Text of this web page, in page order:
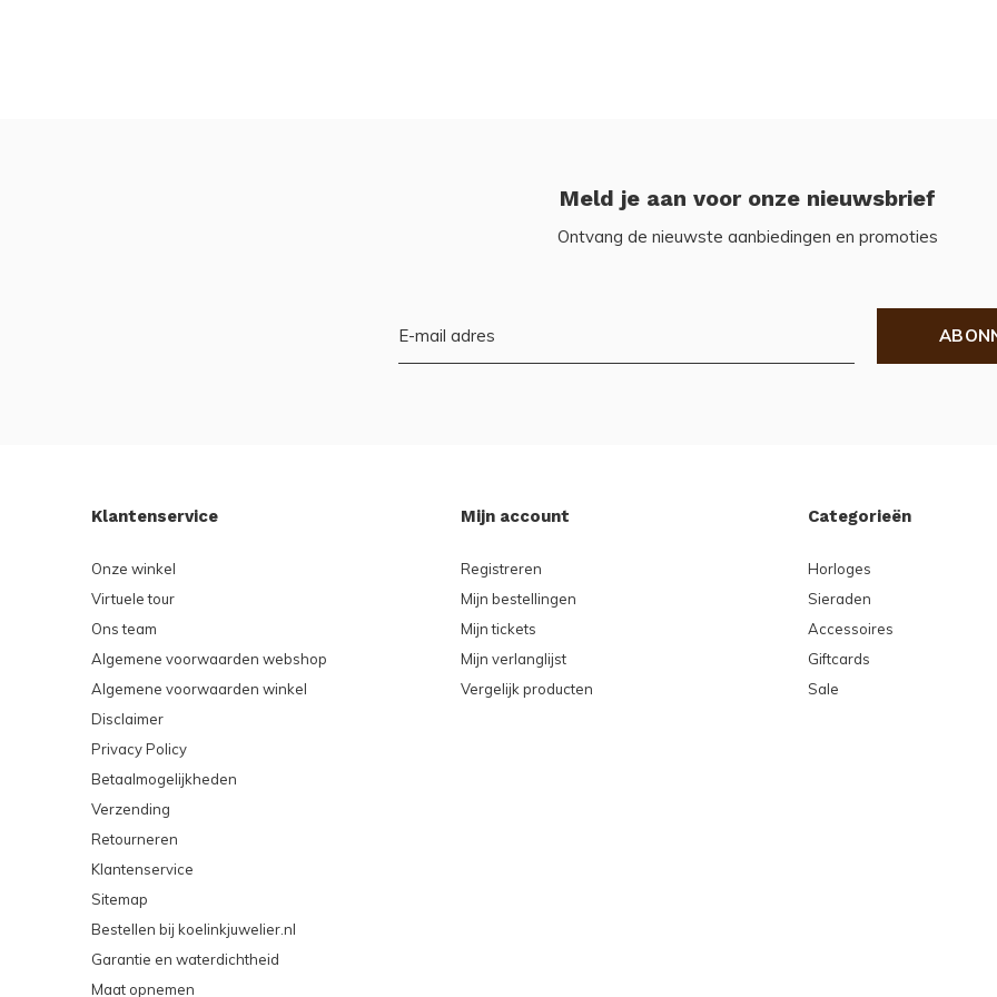
Meld je aan voor onze nieuwsbrief
Ontvang de nieuwste aanbiedingen en promoties
Klantenservice
Onze winkel
Virtuele tour
Ons team
Algemene voorwaarden webshop
Algemene voorwaarden winkel
Disclaimer
Privacy Policy
Betaalmogelijkheden
Verzending
Retourneren
Klantenservice
Sitemap
Bestellen bij koelinkjuwelier.nl
Garantie en waterdichtheid
Maat opnemen
Mijn account
Registreren
Mijn bestellingen
Mijn tickets
Mijn verlanglijst
Vergelijk producten
Categorieën
Horloges
Sieraden
Accessoires
Giftcards
Sale